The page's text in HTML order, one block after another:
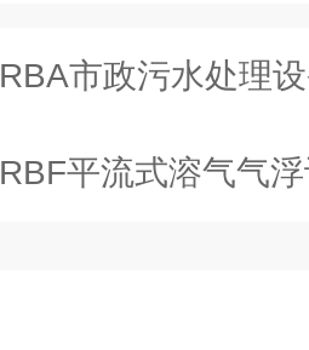
RBA市政污水处理
RBF平流式溶气气浮设